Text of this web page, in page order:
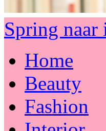
Spring naar
Home
Beauty
Fashion